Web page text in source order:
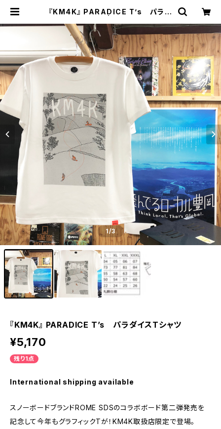
『KM4K』 PARADICE T’s パラダ
1/3
『KM4K』 PARADICE T’s パラダイスTシャツ
¥5,170
残り1点
International shipping available
スノーボードブランドROME SDSのコラボボード第二弾発売を
記念して今年もグラフィックTが！KM4K取扱店限定で登場。